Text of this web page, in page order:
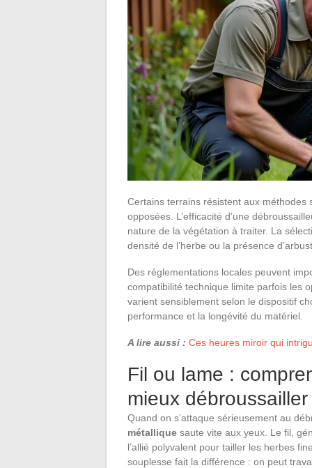
Certains terrains résistent aux
opposées. L’efficacité d’une
nature de la végétation à traiter. La
densité de l’herbe ou la présence
Des réglementations locales peuvent
compatibilité technique limite parfois les
varient sensiblement selon le dispositif
performance et la longévité du matériel.
A lire aussi : Ces heures miroir qui
Fil ou lame :
mieux débroussailler
Quand on s’attaque sérieusement au
métallique saute vite aux yeux. Le fil,
l’allié polyvalent pour tailler les herbes
souplesse fait la différence : on peut